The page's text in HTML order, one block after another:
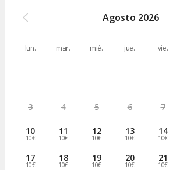
Agosto 2026
lun. mar. mié. jue. vie.
3 4 5 6 7
10
10€
11
10€
12
10€
13
10€
14
10€
17
10€
18
10€
19
10€
20
10€
21
10€